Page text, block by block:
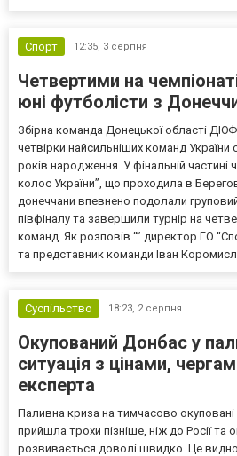
Спорт 12:35, 3 серпня
Четвертими на
юні футболісти з
Збірна команда Донецької області
четвірки найсильніших команд
років народження. У фінальній частині
колос України”, що проходила в
донеччани впевнено подолали
півфіналу та завершили турнір на
команд. Як розповів “” директор ГО
та представник команди Іван
Суспільство 18:23, 2 серпня
Окупований Донбас у
ситуація з цінами,
експерта
Паливна криза на тимчасово окуповані
прийшла трохи пізніше, ніж до Росії та
розвивається доволі швидко. Це